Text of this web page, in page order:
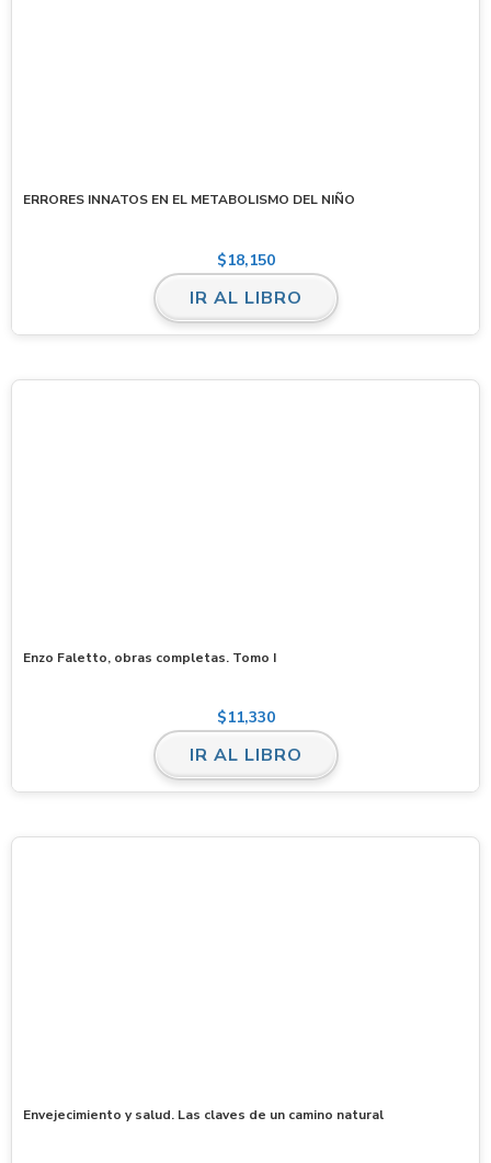
ERRORES INNATOS EN EL METABOLISMO DEL NIÑO
$18,150
IR AL LIBRO
Enzo Faletto, obras completas. Tomo I
$11,330
IR AL LIBRO
Envejecimiento y salud. Las claves de un camino natural